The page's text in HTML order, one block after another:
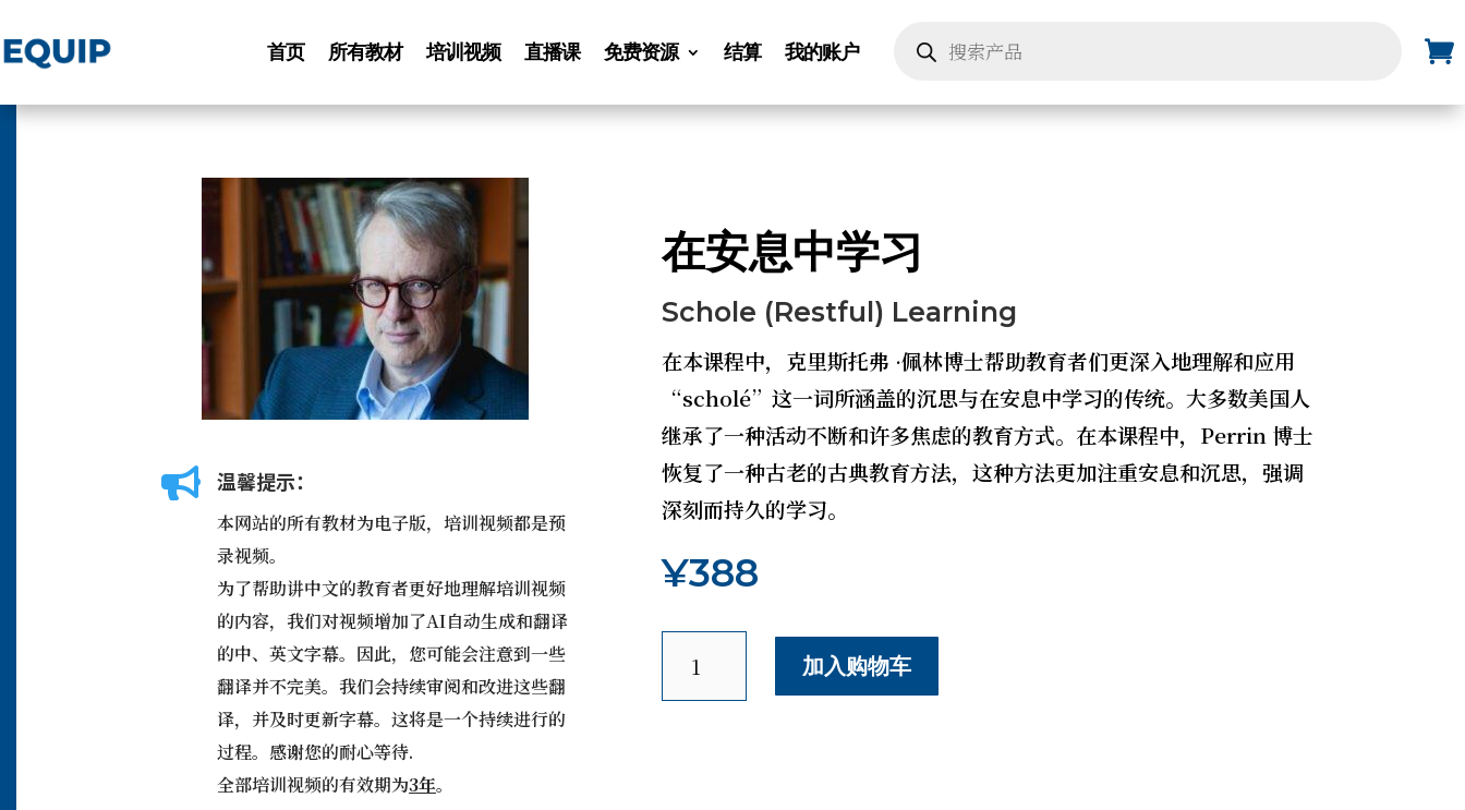
首页 所有教材 培训视频 直播课 免费资源 结算 我的账户 search
 温馨提示：
本网站的所有教材为电子版，培训视频都是预
录视频。
为了帮助讲中文的教育者更好地理解培训视频
的内容，我们对视频增加了AI自动生成和翻译
的中、英文字幕。因此，您可能会注意到一些
翻译并不完美。我们会持续审阅和改进这些翻
译，并及时更新字幕。这将是一个持续进行的
过程。感谢您的耐心等待.
全部培训视频的有效期为3年。
在安息中学习
Schole (Restful) Learning
在本课程中，克里斯托弗 ·佩林博士帮助教育者们更深入地理解和应用
“scholé”这一词所涵盖的沉思与在安息中学习的传统。大多数美国人
继承了一种活动不断和许多焦虑的教育方式。在本课程中，Perrin 博士
恢复了一种古老的古典教育方法，这种方法更加注重安息和沉思，强调
深刻而持久的学习。
¥388
加入购物车